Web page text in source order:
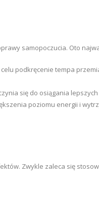
samopoczucia. Oto
podkręcenie tempa
się do osiągania
poziomu energii i
Zwykle zaleca się